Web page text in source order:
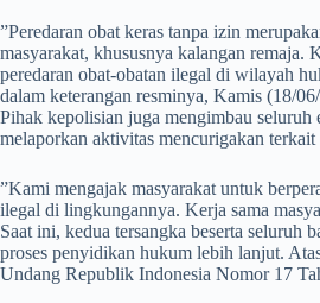
​”Peredaran obat keras tanpa izin
masyarakat, khususnya kalangan remaja.
peredaran obat-obatan ilegal di wilayah
dalam keterangan resminya, Kamis (18/
Pihak kepolisian juga mengimbau
melaporkan aktivitas mencurigakan
​”Kami mengajak masyarakat untuk
ilegal di lingkungannya. Kerja sama
​Saat ini, kedua tersangka beserta seluruh
proses penyidikan hukum lebih lanjut.
Undang Republik Indonesia Nomor 17